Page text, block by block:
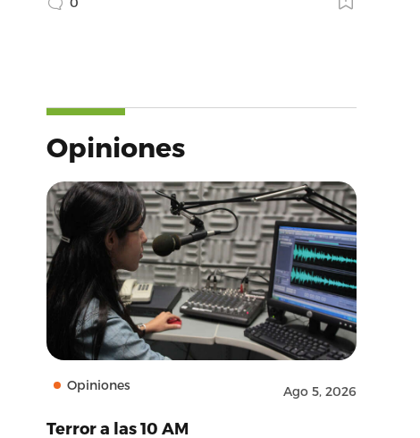
Opiniones
Opiniones Ago 5, 2026
Terror a las 10 AM